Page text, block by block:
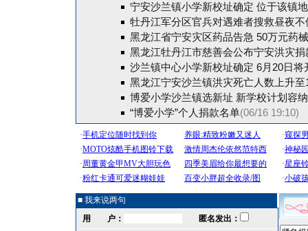
宁安沙兰镇小学新校址确定 位于该镇
牡丹江军分区官兵对遇难者搜救昼夜不
黑龙江省宁安灾区药品告急 50万元药
黑龙江牡丹江市慈善会公布宁安洪灾捐
沙兰镇中心小学新校址确定 6月20日将
黑龙江宁安沙兰镇洪灾死亡人数上升至
博爱小学沙兰镇选新址 新学校计划容
“博爱小学”个人捐款名单(06/16 19:10)
■ 我来说两句
用 户：
匿名发出：